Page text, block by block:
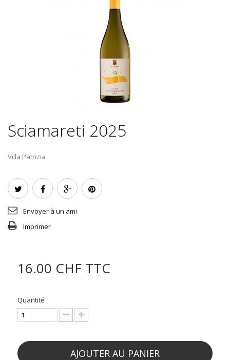
Sciamareti 2025
Villa Patrizia
Envoyer à un ami
Imprimer
16.00 CHF TTC
Quantité
AJOUTER AU PANIER